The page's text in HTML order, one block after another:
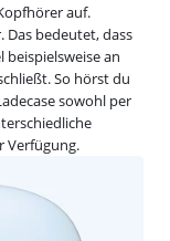
auf.
Das bedeutet, dass
beispielsweise an
So hörst du
sowohl per
Verfügung.